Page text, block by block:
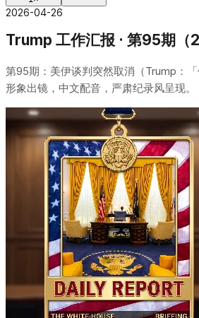
2026-04-26
Trump 工作汇报 · 第95期
第95期：美伊谈判突然取消（Trump：
形象出镜，中文配音，严肃纪录风呈现。